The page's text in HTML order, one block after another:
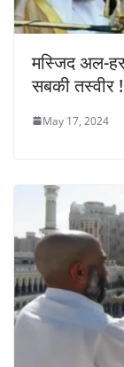
मस्जिद अल-
सबकी तस्वीर !
May 17, 2024